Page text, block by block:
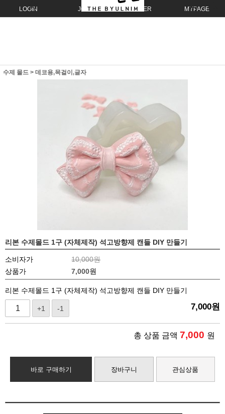
LOGIN JOIN ORDER MYPAGE
수제 몰드 > 데코용,목걸이,글자
리본 수제몰드 1구 (자체제작) 석고방향제 캔들 DIY 만들기
소비자가
10,000원
상품가
7,000원
리본 수제몰드 1구 (자체제작) 석고방향제 캔들 DIY 만들기
+1 -1 7,000원
총 상품 금액 7,000 원
바로 구매하기 장바구니 관심상품